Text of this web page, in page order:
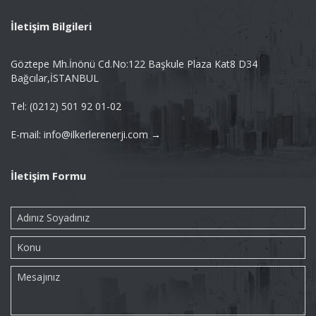
İletişim Bilgileri
Göztepe Mh.İnönü Cd.No:122 Başkule Plaza Kat8 D34
Bağcılar,İSTANBUL
Tel: (0212) 501 92 01-02
E-mail: info@ilkerlerenerji.com →
İletişim Formu